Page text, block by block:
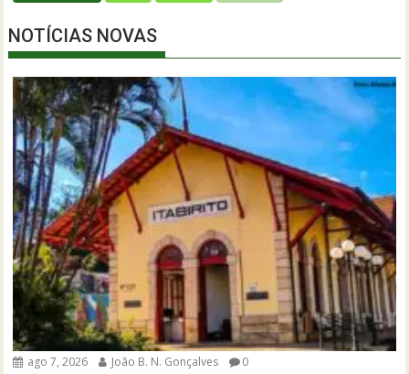
NOTÍCIAS NOVAS
ago 7, 2026 João B. N. Gonçalves 0